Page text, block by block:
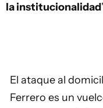
la institucionalidad
El ataque al
Ferrero es un